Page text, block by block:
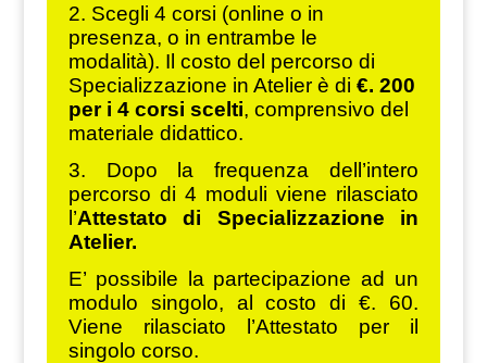
2. Scegli 4 corsi (online o in
presenza, o in entrambe le
modalità). Il costo del percorso di
Specializzazione in Atelier è di €. 200
per i 4 corsi scelti, comprensivo del
materiale didattico.
3. Dopo la frequenza dell’intero
percorso di 4 moduli viene rilasciato
l’Attestato di Specializzazione in
Atelier.
E’ possibile la partecipazione ad un
modulo singolo, al costo di €. 60.
Viene rilasciato l’Attestato per il
singolo corso.